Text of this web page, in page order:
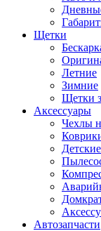
Щетки
Летние
Зимние
Щетки
Аксессуары
Чехлы
Автозапчасти